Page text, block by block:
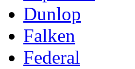
Dunlop
Falken
Federal